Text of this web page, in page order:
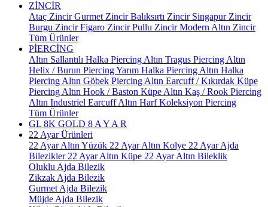
ZİNCİR
Ataç ZincirGurmet ZincirBalıksırtı Zincir Singapur Zincir
Burgu ZincirFigaro ZincirPullu ZincirModern Altın Zincir
Tüm Ürünler
PİERCİNG
Altın Sallantılı Halka Piercing Altın Tragus Piercing Altın
Helix / Burun PiercingYarım Halka Piercing Altın Halka
Piercing Altın Göbek Piercing Altın Earcuff / Kıkırdak Küpe
Piercing Altın Hook / Baston Küpe Altın Kaş / Rook Piercing
Altın Industriel EarcuffAltın Harf Koleksiyon Piercing
Tüm Ürünler
GL 8K GOLD 8 A Y A R
22 Ayar Ürünleri
22 Ayar Altın Yüzük 22 Ayar Altın Kolye 22 Ayar Ajda
Bilezikler 22 Ayar Altın Küpe 22 Ayar Altın Bileklik
Oluklu Ajda Bilezik
Zikzak Ajda Bilezik
Gurmet Ajda Bilezik
Müjde Ajda Bilezik